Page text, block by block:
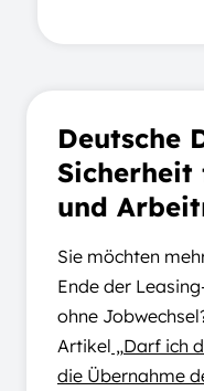
Deutsche
Sicherheit
und
Sie möchten
Ende der
ohne
Artikel „Darf ich
die Übernahme